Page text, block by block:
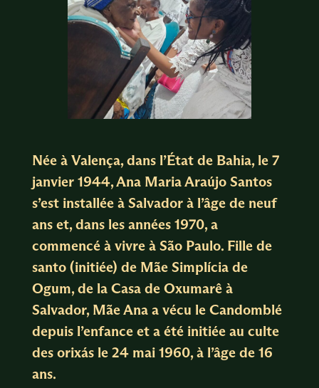
Née à Valença, dans l’État de Bahia, le 7
janvier 1944, Ana Maria Araújo Santos
s’est installée à Salvador à l’âge de neuf
ans et, dans les années 1970, a
commencé à vivre à São Paulo. Fille de
santo (initiée) de Mãe Simplícia de
Ogum, de la Casa de Oxumarê à
Salvador, Mãe Ana a vécu le Candomblé
depuis l’enfance et a été initiée au culte
des orixás le 24 mai 1960, à l’âge de 16
ans.